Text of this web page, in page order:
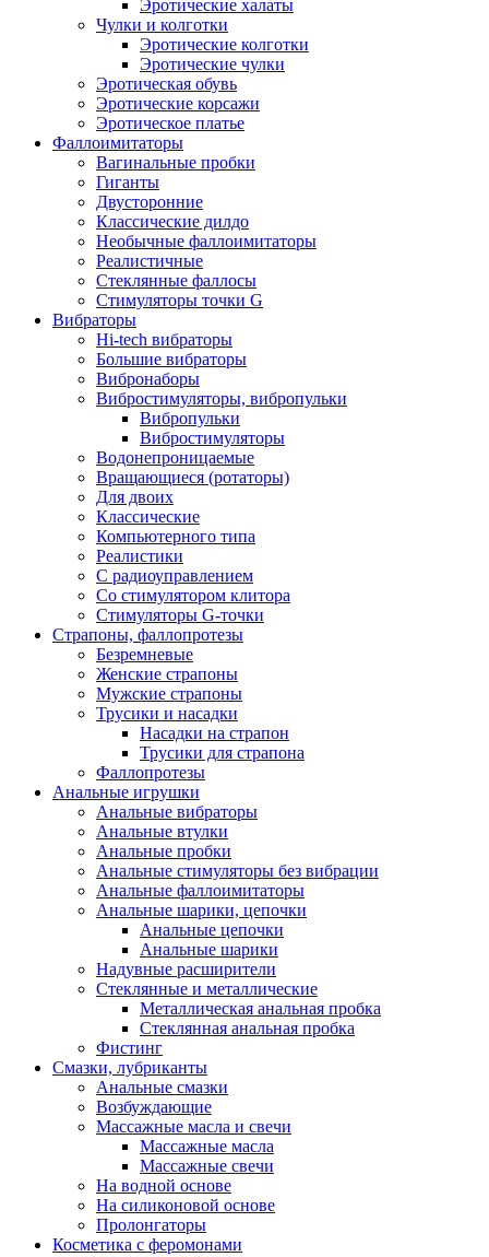
Эротические халаты
Чулки и колготки
Эротические колготки
Эротические чулки
Эротическая обувь
Эротические корсажи
Эротическое платье
Фаллоимитаторы
Вагинальные пробки
Гиганты
Двусторонние
Классические дилдо
Необычные фаллоимитаторы
Реалистичные
Стеклянные фаллосы
Стимуляторы точки G
Вибраторы
Hi-tech вибраторы
Большие вибраторы
Вибронаборы
Вибростимуляторы, вибропульки
Вибропульки
Вибростимуляторы
Водонепроницаемые
Вращающиеся (ротаторы)
Для двоих
Классические
Компьютерного типа
Реалистики
С радиоуправлением
Со стимулятором клитора
Стимуляторы G-точки
Страпоны, фаллопротезы
Безремневые
Женские страпоны
Мужские страпоны
Трусики и насадки
Насадки на страпон
Трусики для страпона
Фаллопротезы
Анальные игрушки
Анальные вибраторы
Анальные втулки
Анальные пробки
Анальные стимуляторы без вибрации
Анальные фаллоимитаторы
Анальные шарики, цепочки
Анальные цепочки
Анальные шарики
Надувные расширители
Стеклянные и металлические
Металлическая анальная пробка
Стеклянная анальная пробка
Фистинг
Смазки, лубриканты
Анальные смазки
Возбуждающие
Массажные масла и свечи
Массажные масла
Массажные свечи
На водной основе
На силиконовой основе
Пролонгаторы
Косметика с феромонами